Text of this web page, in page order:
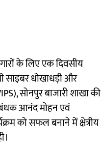
के लिए एक दिवसीय
साइबर धोखाधड़ी और
सोनपुर बाजारी शाखा की
आनंद मोहन एवं
को सफल बनाने में क्षेत्रीय